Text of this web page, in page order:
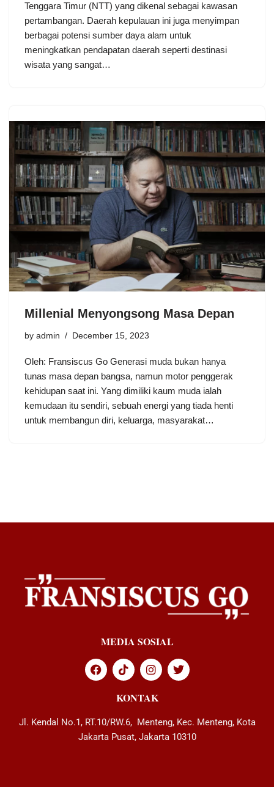
Tenggara Timur (NTT) yang dikenal sebagai kawasan
pertambangan. Daerah kepulauan ini juga menyimpan
berbagai potensi sumber daya alam untuk
meningkatkan pendapatan daerah seperti destinasi
wisata yang sangat…
Millenial Menyongsong Masa Depan
by admin December 15, 2023
Oleh: Fransiscus Go Generasi muda bukan hanya
tunas masa depan bangsa, namun motor penggerak
kehidupan saat ini. Yang dimiliki kaum muda ialah
kemudaan itu sendiri, sebuah energi yang tiada henti
untuk membangun diri, keluarga, masyarakat…
MEDIA SOSIAL
KONTAK
Jl. Kendal No.1, RT.10/RW.6, Menteng, Kec. Menteng, Kota
Jakarta Pusat, Jakarta 10310